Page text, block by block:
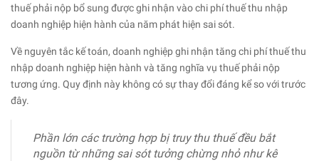
thuế phải nộp bổ sung được ghi nhận vào chi phí thuế thu nhập
doanh nghiệp hiện hành của năm phát hiện sai sót.
Về nguyên tắc kế toán, doanh nghiệp ghi nhận tăng chi phí thuế thu
nhập doanh nghiệp hiện hành và tăng nghĩa vụ thuế phải nộp
tương ứng. Quy định này không có sự thay đổi đáng kể so với trước
đây.
Phần lớn các trường hợp bị truy thu thuế đều bắt
nguồn từ những sai sót tưởng chừng nhỏ như kê